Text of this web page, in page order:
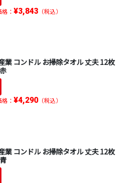
： ¥3,843（税込）
業 コンドル お掃除タオル 丈夫 12枚
： ¥4,290（税込）
業 コンドル お掃除タオル 丈夫 12枚